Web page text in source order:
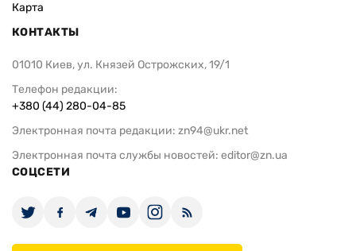
Карта
КОНТАКТЫ
01010 Киев, ул. Князей Острожских, 19/1
Телефон редакции:
+380 (44) 280-04-85
Электронная почта редакции: zn94@ukr.net
Электронная почта службы новостей: editor@zn.ua
СОЦСЕТИ